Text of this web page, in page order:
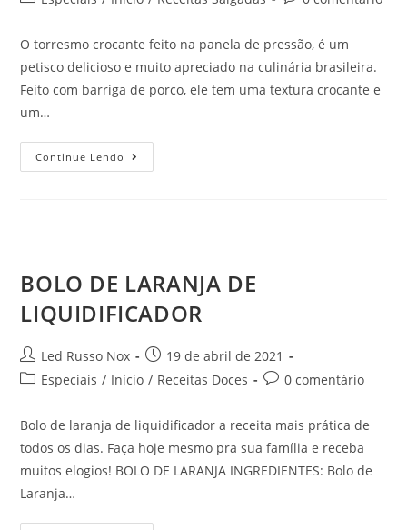
O torresmo crocante feito na panela de pressão, é um
petisco delicioso e muito apreciado na culinária brasileira.
Feito com barriga de porco, ele tem uma textura crocante e
um…
Continue Lendo
BOLO DE LARANJA DE
LIQUIDIFICADOR
Led Russo Nox
19 de abril de 2021
Especiais / Início / Receitas Doces 0 comentário
Bolo de laranja de liquidificador a receita mais prática de
todos os dias. Faça hoje mesmo pra sua família e receba
muitos elogios! BOLO DE LARANJA INGREDIENTES: Bolo de
Laranja…